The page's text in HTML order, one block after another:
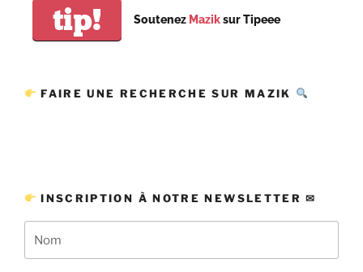
tip! Soutenez Maziksur Tipeee
FAIRE UNE RECHERCHE SUR MAZIK
INSCRIPTION À NOTRE NEWSLETTER ✉